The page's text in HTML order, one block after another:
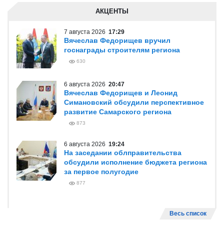
АКЦЕНТЫ
7 августа 2026 17:29
Вячеслав Федорищев вручил
госнаграды строителям региона
630
6 августа 2026 20:47
Вячеслав Федорищев и Леонид
Симановский обсудили перспективное
развитие Самарского региона
873
6 августа 2026 19:24
На заседании облправительства
обсудили исполнение бюджета региона
за первое полугодие
877
Весь список